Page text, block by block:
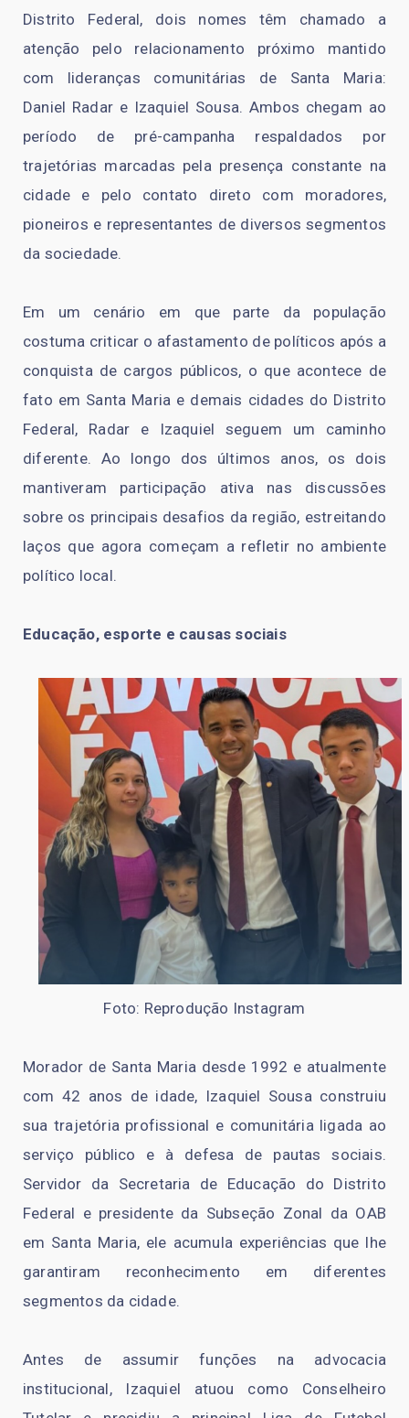
Distrito Federal, dois nomes têm chamado a
atenção pelo relacionamento próximo mantido
com lideranças comunitárias de Santa Maria:
Daniel Radar e Izaquiel Sousa. Ambos chegam ao
período de pré-campanha respaldados por
trajetórias marcadas pela presença constante na
cidade e pelo contato direto com moradores,
pioneiros e representantes de diversos segmentos
da sociedade.
Em um cenário em que parte da população
costuma criticar o afastamento de políticos após a
conquista de cargos públicos, o que acontece de
fato em Santa Maria e demais cidades do Distrito
Federal, Radar e Izaquiel seguem um caminho
diferente. Ao longo dos últimos anos, os dois
mantiveram participação ativa nas discussões
sobre os principais desafios da região, estreitando
laços que agora começam a refletir no ambiente
político local.
Educação, esporte e causas sociais
Foto: Reprodução Instagram
Morador de Santa Maria desde 1992 e atualmente
com 42 anos de idade, Izaquiel Sousa construiu
sua trajetória profissional e comunitária ligada ao
serviço público e à defesa de pautas sociais.
Servidor da Secretaria de Educação do Distrito
Federal e presidente da Subseção Zonal da OAB
em Santa Maria, ele acumula experiências que lhe
garantiram reconhecimento em diferentes
segmentos da cidade.
Antes de assumir funções na advocacia
institucional, Izaquiel atuou como Conselheiro